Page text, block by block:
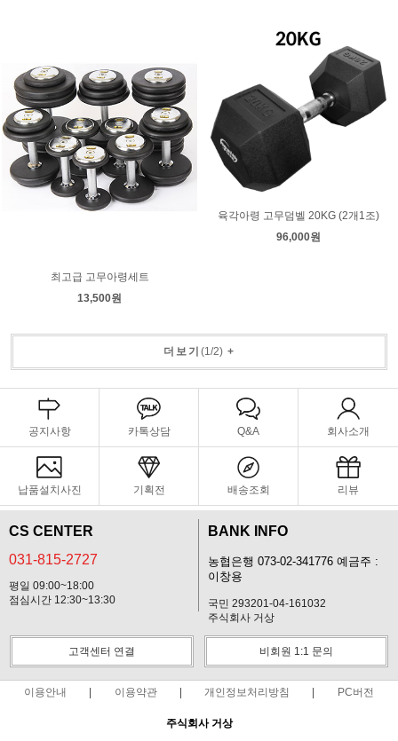
최고급 고무아령세트
13,500원
육각아령 고무덤벨 20KG (2개1조)
96,000원
더보기 (1/2)+
공지사항 카톡상담 Q&A 회사소개
납품설치사진 기획전 배송조회 리뷰
CS CENTER
031-815-2727
평일 09:00~18:00
점심시간 12:30~13:30
BANK INFO
농협은행 073-02-341776 예금주 :
이창용
국민 293201-04-161032
주식회사 거상
고객센터 연결 비회원 1:1 문의
이용안내 이용약관 개인정보처리방침 PC버전
주식회사 거상